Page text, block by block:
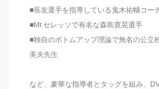
■長友選手を指導している鬼木祐輔コー
■Mr.セレッソで有名な森島寛晃選手
■独自のボトムアップ理論で無名の公立
美夫先生
など、豪華な指導者とタッグを組み、